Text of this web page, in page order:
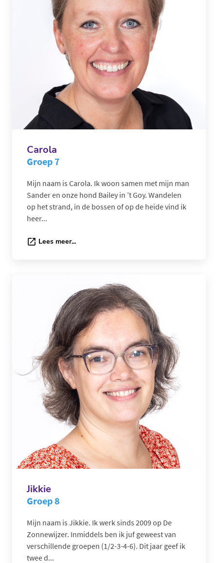
Carola
Groep 7
Mijn naam is Carola. Ik woon samen met mijn man
Sander en onze hond Bailey in ’t Goy. Wandelen
op het strand, in de bossen of op de heide vind ik
heer...
Lees meer...
Jikkie
Groep 8
Mijn naam is Jikkie. Ik werk sinds 2009 op De
Zonnewijzer. Inmiddels ben ik juf geweest van
verschillende groepen (1/2-3-4-6). Dit jaar geef ik
twee d...